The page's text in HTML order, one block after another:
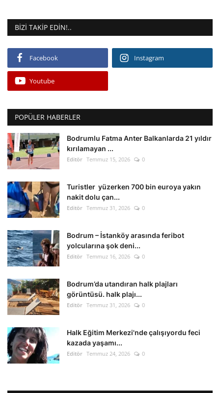
BIZI TAKIP EDIN!..
Facebook Instagram
Youtube
POPÜLER HABERLER
Bodrumlu Fatma Anter Balkanlarda 21 yıldır
kırılamayan ...
Editör Temmuz 15, 2026 0
Turistler yüzerken 700 bin euroya yakın
nakit dolu çan...
Editör Temmuz 31, 2026 0
Bodrum – İstanköy arasında feribot
yolcularına şok deni...
Editör Temmuz 16, 2026 0
Bodrum’da utandıran halk plajları
görüntüsü. halk plajı...
Editör Temmuz 31, 2026 0
Halk Eğitim Merkezi'nde çalışıyordu feci
kazada yaşamı...
Editör Temmuz 24, 2026 0